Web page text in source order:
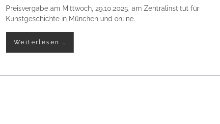
Preisvergabe am Mittwoch, 29.10.2025, am Zentralinstitut für
Kunstgeschichte in München und online.
Weiterlesen …